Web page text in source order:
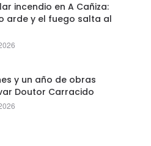
incendio en A Cañiza:
arde y el fuego salta al
y un año de obras
Doutor Carracido